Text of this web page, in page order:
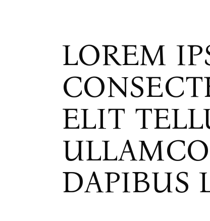
LOREM
ELIT
DAPIBUS